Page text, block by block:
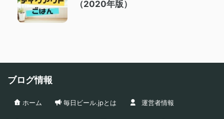
（2020年版）
ブログ情報
ホーム 毎日ビール.jpとは 運営者情報